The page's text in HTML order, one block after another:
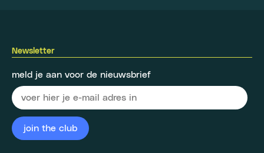
Newsletter
meld je aan voor de nieuwsbrief